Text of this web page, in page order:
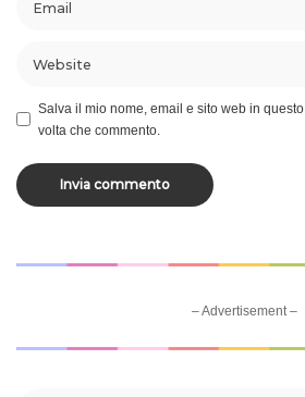
Salva il mio nome, email e sito web in
volta che commento.
– Advertisement –